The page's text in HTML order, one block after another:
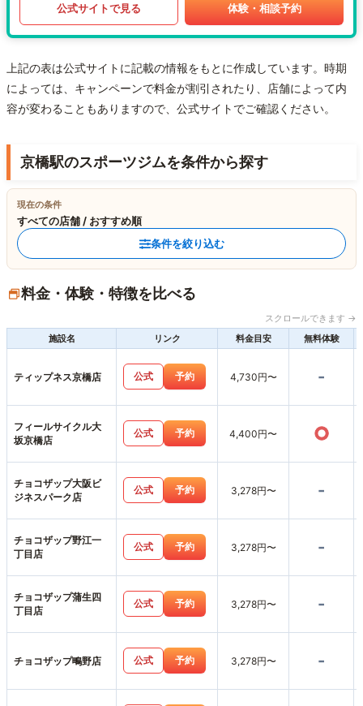
公式サイトで見る 体験・相談予約
上記の表は公式サイトに記載の情報をもとに作成しています。時期
によっては、キャンペーンで料金が割引されたり、店舗によって内
容が変わることもありますので、公式サイトでご確認ください。
京橋駅のスポーツジムを条件から探す
現在の条件
すべての店舗 / おすすめ順
条件を絞り込む
料金・体験・特徴を比べる
スクロールできます →
施設名
リンク 料金目安 無料体験
ティップネス京橋店 公式 予約 4,730円〜 -
フィールサイクル大
坂京橋店
公式 予約 4,400円〜 ○
チョコザップ大阪ビ
ジネスパーク店
公式 予約 3,278円〜 -
チョコザップ野江一
丁目店
公式 予約 3,278円〜 -
チョコザップ蒲生四
丁目店
公式 予約 3,278円〜 -
チョコザップ鴫野店 公式 予約 3,278円〜 -